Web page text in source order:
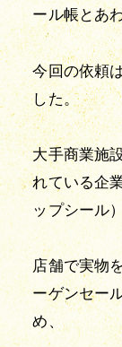
ール帳とあ
今回の依頼
した。
大手商業施
れている企
ップシール
店舗で実物
ーゲンセー
め、